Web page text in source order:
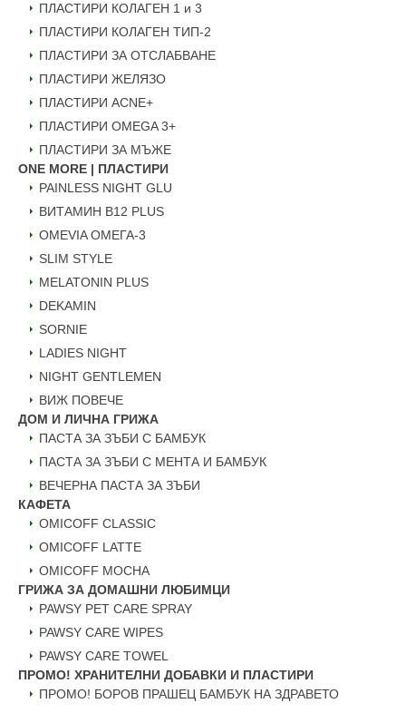
ПЛАСТИРИ КОЛАГЕН 1 и 3
ПЛАСТИРИ КОЛАГЕН ТИП-2
ПЛАСТИРИ ЗА ОТСЛАБВАНЕ
ПЛАСТИРИ ЖЕЛЯЗО
ПЛАСТИРИ ACNE+
ПЛАСТИРИ OMEGA 3+
ПЛАСТИРИ ЗА МЪЖЕ
ONE MORE | ПЛАСТИРИ
PAINLESS NIGHT GLU
ВИТАМИН B12 PLUS
ОMEVIA ОМЕГА-3
SLIM STYLE
MELATONIN PLUS
DEKAMIN
SORNIE
LADIES NIGHT
NIGHT GENTLEMEN
ВИЖ ПОВЕЧЕ
ДОМ И ЛИЧНА ГРИЖА
ПАСТА ЗА ЗЪБИ С БАМБУК
ПАСТА ЗА ЗЪБИ С МЕНТА И БАМБУК
ВЕЧЕРНА ПАСТА ЗА ЗЪБИ
КАФЕТА
OMICOFF CLASSIC
OMICOFF LATTE
OMICOFF MOCHA
ГРИЖА ЗА ДОМАШНИ ЛЮБИМЦИ
PAWSY PET CARE SPRAY
PAWSY CARE WIPES
PAWSY CARE TOWEL
ПРОМО! ХРАНИТЕЛНИ ДОБАВКИ И ПЛАСТИРИ
ПРОМО! БОРОВ ПРАШЕЦ БАМБУК НА ЗДРАВЕТО